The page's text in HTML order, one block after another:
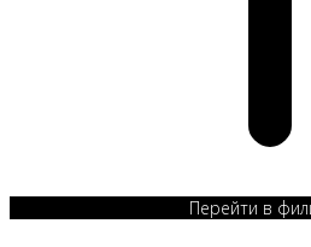
Перейти в